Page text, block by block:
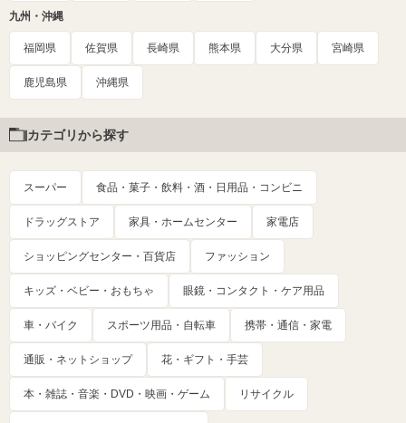
九州・沖縄
福岡県 佐賀県 長崎県 熊本県 大分県 宮崎県
鹿児島県 沖縄県
カテゴリから探す
スーパー 食品・菓子・飲料・酒・日用品・コンビニ
ドラッグストア 家具・ホームセンター 家電店
ショッピングセンター・百貨店 ファッション
キッズ・ベビー・おもちゃ 眼鏡・コンタクト・ケア用品
車・バイク スポーツ用品・自転車 携帯・通信・家電
通販・ネットショップ 花・ギフト・手芸
本・雑誌・音楽・DVD・映画・ゲーム リサイクル